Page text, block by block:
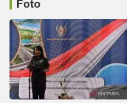
Foto